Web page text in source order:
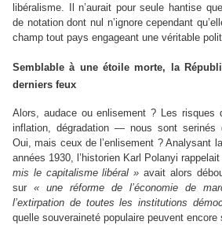
libéralisme. Il n’aurait pour seule hantise
de notation dont nul n’ignore cependant
champ tout pays engageant une véritable
Semblable à une étoile morte, la
derniers feux
Alors, audace ou enlisement ? Les risques
inflation, dégradation — nous sont serinés
Oui, mais ceux de l’enlisement ? Analysant
années 1930, l’historien Karl Polanyi rappelait
mis le capitalisme libéral » avait alors
sur « une réforme de l’économie de
l’extirpation de toutes les institutions
quelle souveraineté populaire peuvent